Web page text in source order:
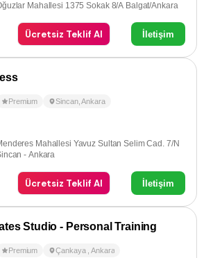
Mahallesi 1375 Sokak 8/A Balgat/Ankara
Ücretsiz Teklif Al İletişim
Premium Sincan,Ankara
Mahallesi Yavuz Sultan Selim Cad. 7/N
- Ankara
Ücretsiz Teklif Al İletişim
Studio - Personal Training
Premium Çankaya ,Ankara